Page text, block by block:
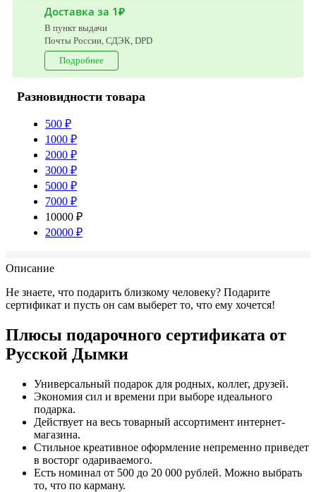
Доставка за 1₽
В пункт выдачи
Почты России, СДЭК, DPD
Подробнее
Разновидности товара
500 ₽
1000 ₽
2000 ₽
3000 ₽
5000 ₽
7000 ₽
10000 ₽
20000 ₽
Описание
Не знаете, что подарить близкому человеку? Подарите
сертификат и пусть он сам выберет то, что ему хочется!
Плюсы подарочного сертификата от
Русской Дымки
Универсальный подарок для родных, коллег, друзей.
Экономия сил и времени при выборе идеального
подарка.
Действует на весь товарный ассортимент интернет-
магазина.
Стильное креативное оформление непременно приведет
в восторг одариваемого.
Есть номинал от 500 до 20 000 рублей. Можно выбрать
то, что по карману.